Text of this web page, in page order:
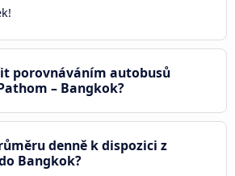
porovnáváním autobusů
– Bangkok?
denně k dispozici z
Bangkok?